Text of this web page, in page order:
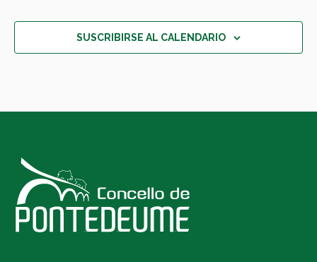
SUSCRIBIRSE AL CALENDARIO